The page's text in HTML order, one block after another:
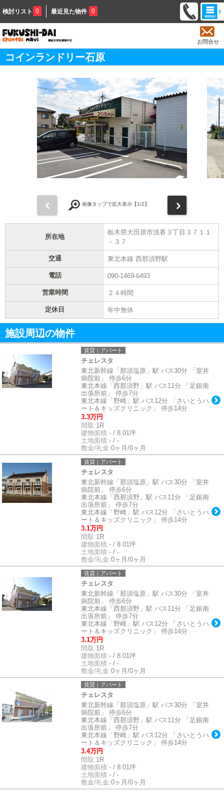
検討リスト 0 最近見た物件 0
お問合せ
コインランドリー石原
画像タップで拡大表示【1/2】
所在地
栃木県大田原市浅香３丁目３７１１
－３７
交通 東北本線 西那須野駅
電話 090-1469-6493
営業時間 ２４時間
定休日 年中無休
施設周辺の物件
賃貸｜アパート
チェレスタ
東北新幹線「那須塩原」駅 バス30分 「室井
病院前」 停歩6分
東北本線「西那須野」駅 バス11分 「足銀南
出張所前」 停歩7分
東北本線「野崎」駅 バス12分 「さいとうハ
ート＆キッズクリニック」 停歩14分
3.3万円
間取:1R
建物面積:- / 8.01坪
土地面積:- / -
敷金/礼金:0ヶ月/0ヶ月
賃貸｜アパート
チェレスタ
東北新幹線「那須塩原」駅 バス30分 「室井
病院前」 停歩6分
東北本線「西那須野」駅 バス11分 「足銀南
出張所前」 停歩7分
東北本線「野崎」駅 バス12分 「さいとうハ
ート＆キッズクリニック」 停歩14分
3.1万円
間取:1R
建物面積:- / 8.01坪
土地面積:- / -
敷金/礼金:0ヶ月/0ヶ月
賃貸｜アパート
チェレスタ
東北新幹線「那須塩原」駅 バス30分 「室井
病院前」 停歩6分
東北本線「西那須野」駅 バス11分 「足銀南
出張所前」 停歩7分
東北本線「野崎」駅 バス12分 「さいとうハ
ート＆キッズクリニック」 停歩14分
3.1万円
間取:1R
建物面積:- / 8.01坪
土地面積:- / -
敷金/礼金:0ヶ月/0ヶ月
賃貸｜アパート
チェレスタ
東北新幹線「那須塩原」駅 バス30分 「室井
病院前」 停歩6分
東北本線「西那須野」駅 バス11分 「足銀南
出張所前」 停歩7分
東北本線「野崎」駅 バス12分 「さいとうハ
ート＆キッズクリニック」 停歩14分
3.4万円
間取:1R
建物面積:- / 8.01坪
土地面積:- / -
敷金/礼金:0ヶ月/0ヶ月